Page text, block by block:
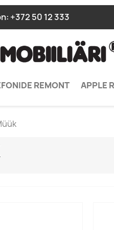
+372 50 12 333
REMONT APPLE